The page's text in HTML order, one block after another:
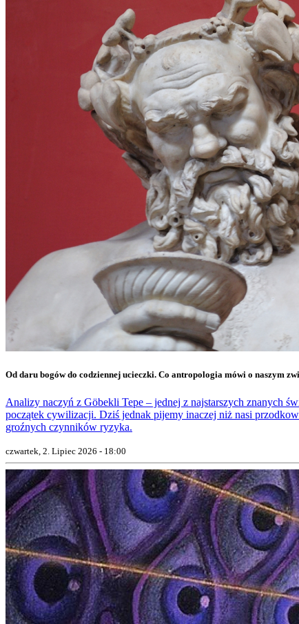
Od daru bogów do codziennej ucieczki. Co antropologia mówi o naszym
Analizy naczyń z Göbekli Tepe – jednej z najstarszych znanych
początek cywilizacji. Dziś jednak pijemy inaczej niż nasi
groźnych czynników ryzyka.
czwartek, 2. Lipiec 2026 - 18:00